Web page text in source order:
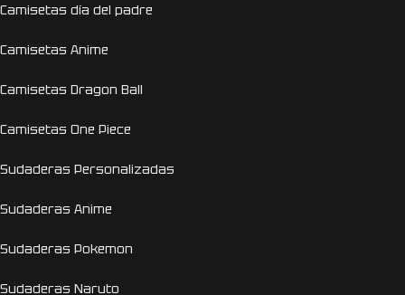
Camisetas día del padre
Camisetas Anime
Camisetas Dragon Ball
Camisetas One Piece
Sudaderas Personalizadas
Sudaderas Anime
Sudaderas Pokemon
Sudaderas Naruto